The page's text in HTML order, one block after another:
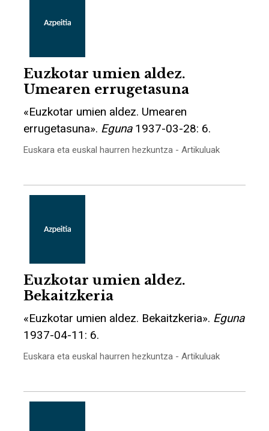
Euzkotar umien aldez.
Umearen errugetasuna
«Euzkotar umien aldez. Umearen
errugetasuna». Eguna1937-03-28: 6.
Euskara eta euskal haurren hezkuntza - Artikuluak
Euzkotar umien aldez.
Bekaitzkeria
«Euzkotar umien aldez. Bekaitzkeria». Eguna
1937-04-11: 6.
Euskara eta euskal haurren hezkuntza - Artikuluak